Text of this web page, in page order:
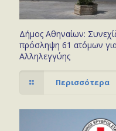
Δήμος Αθηναίων:
πρόσληψη 61 ατόμων
Αλληλεγγύης
Περισσότερα